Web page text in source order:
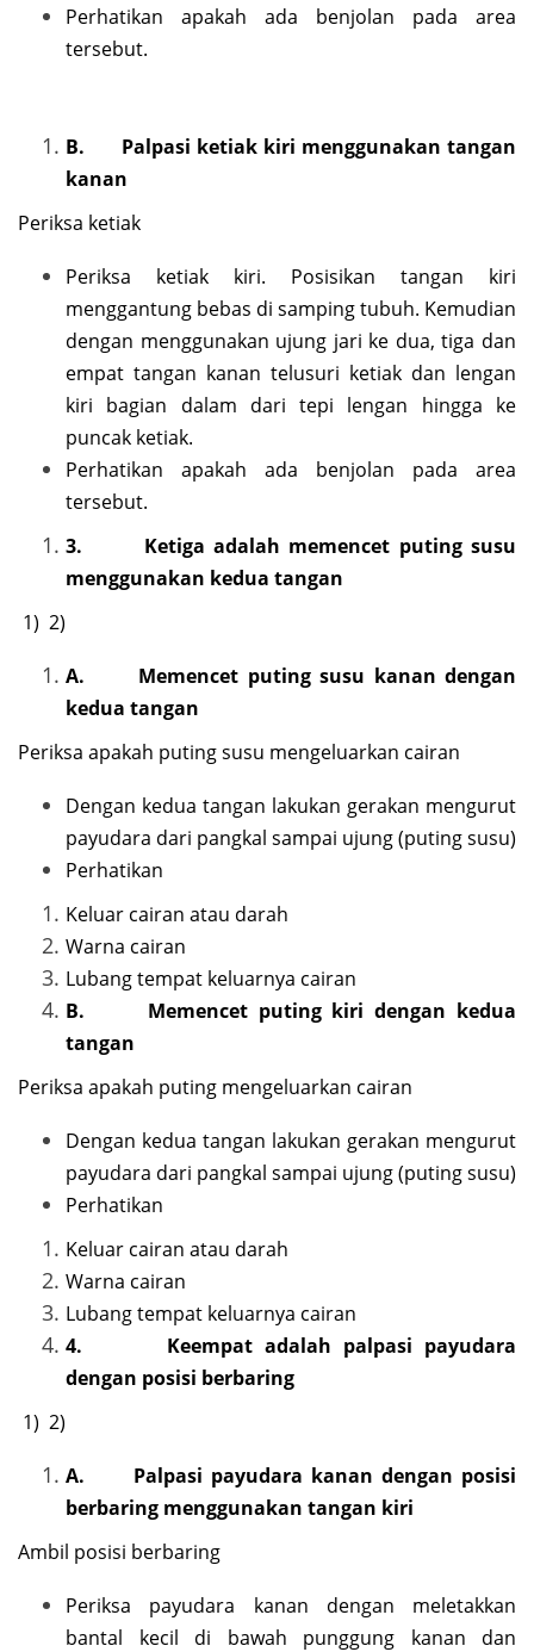
Perhatikan apakah ada benjolan pada area
tersebut.
B. Palpasi ketiak kiri menggunakan tangan
kanan
Periksa ketiak
Periksa ketiak kiri. Posisikan tangan kiri
menggantung bebas di samping tubuh. Kemudian
dengan menggunakan ujung jari ke dua, tiga dan
empat tangan kanan telusuri ketiak dan lengan
kiri bagian dalam dari tepi lengan hingga ke
puncak ketiak.
Perhatikan apakah ada benjolan pada area
tersebut.
3. Ketiga adalah memencet puting susu
menggunakan kedua tangan
1) 2)
A. Memencet puting susu kanan dengan
kedua tangan
Periksa apakah puting susu mengeluarkan cairan
Dengan kedua tangan lakukan gerakan mengurut
payudara dari pangkal sampai ujung (puting susu)
Perhatikan
Keluar cairan atau darah
Warna cairan
Lubang tempat keluarnya cairan
B. Memencet puting kiri dengan kedua
tangan
Periksa apakah puting mengeluarkan cairan
Dengan kedua tangan lakukan gerakan mengurut
payudara dari pangkal sampai ujung (puting susu)
Perhatikan
Keluar cairan atau darah
Warna cairan
Lubang tempat keluarnya cairan
4. Keempat adalah palpasi payudara
dengan posisi berbaring
1) 2)
A. Palpasi payudara kanan dengan posisi
berbaring menggunakan tangan kiri
Ambil posisi berbaring
Periksa payudara kanan dengan meletakkan
bantal kecil di bawah punggung kanan dan